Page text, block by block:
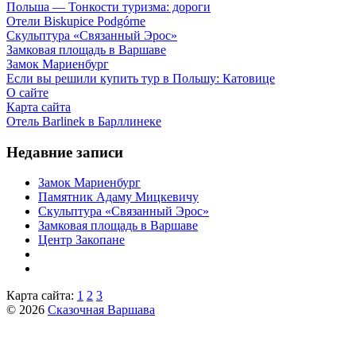
Польша — Тонкости туризма: дороги
Отели Biskupice Podgórne
Скульптура «Связанный Эрос»
Замковая площадь в Варшаве
Замок Мариенбург
Если вы решили купить тур в Польшу: Катовице
О сайте
Карта сайта
Отель Barlinek в Барллинеке
Недавние записи
Замок Мариенбург
Памятник Адаму Мицкевичу
Скульптура «Связанный Эрос»
Замковая площадь в Варшаве
Центр Закопане
Карта сайта: 1 2 3
© 2026 Сказочная Варшава